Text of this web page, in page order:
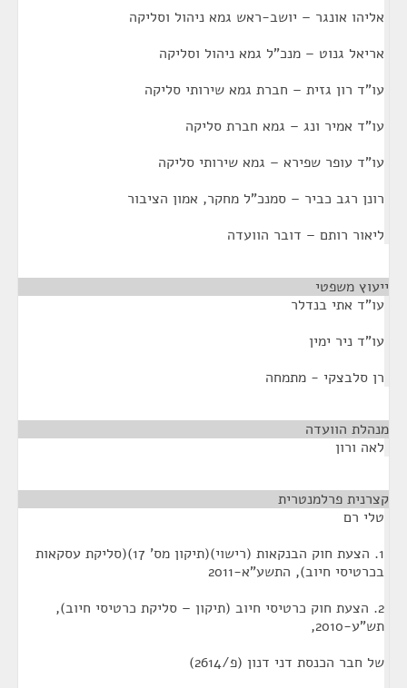
אליהו אונגר – יושב-ראש גמא ניהול וסליקה
אריאל גנוט – מנכ"ל גמא ניהול וסליקה
עו"ד רון גזית – חברת גמא שירותי סליקה
עו"ד אמיר ונג – גמא חברת סליקה
עו"ד עופר שפירא – גמא שירותי סליקה
רונן רגב כביר – סמנכ"ל מחקר, אמון הציבור
ליאור רותם – דובר הוועדה
ייעוץ משפטי
עו"ד אתי בנדלר
עו"ד ניר ימין
רן סלבצקי - מתמחה
מנהלת הוועדה
לאה ורון
קצרנית פרלמנטרית
טלי רם
1. הצעת חוק הבנקאות (רישוי)(תיקון מס' 17)(סליקת עסקאות
בכרטיסי חיוב), התשע"א-2011
2. הצעת חוק כרטיסי חיוב (תיקון – סליקת כרטיסי חיוב),
תש"ע-2010,
של חבר הכנסת דני דנון (פ/2614)